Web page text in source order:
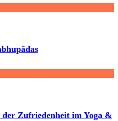
der Zufriedenheit im Yoga &